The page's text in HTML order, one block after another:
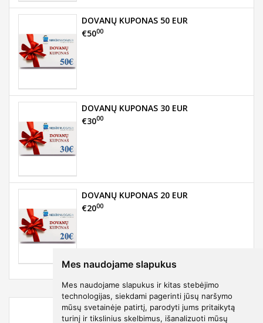
Mes naudojame slapukus
Mes naudojame slapukus ir kitas stebėjimo
technologijas, siekdami pagerinti jūsų naršymo
mūsų svetainėje patirtį, parodyti jums pritaikytą
turinį ir tikslinius skelbimus, išanalizuoti mūsų
DOVANŲ KUPONAS 50 EUR
€5000
DOVANŲ KUPONAS 30 EUR
€3000
DOVANŲ KUPONAS 20 EUR
€2000